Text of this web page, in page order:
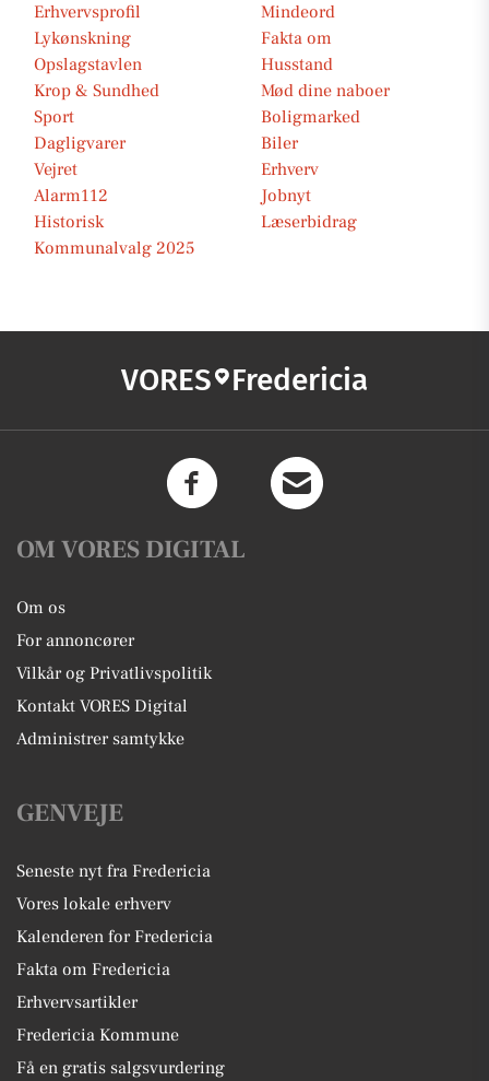
Erhvervsprofil
Mindeord
Lykønskning
Fakta om
Opslagstavlen
Husstand
Krop & Sundhed
Mød dine naboer
Sport
Boligmarked
Dagligvarer
Biler
Vejret
Erhverv
Alarm112
Jobnyt
Historisk
Læserbidrag
Kommunalvalg 2025
VORES Fredericia
OM VORES DIGITAL
Om os
For annoncører
Vilkår og Privatlivspolitik
Kontakt VORES Digital
Administrer samtykke
GENVEJE
Seneste nyt fra Fredericia
Vores lokale erhverv
Kalenderen for Fredericia
Fakta om Fredericia
Erhvervsartikler
Fredericia Kommune
Få en gratis salgsvurdering